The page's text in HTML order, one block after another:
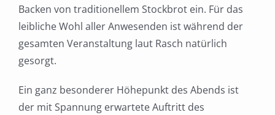
Backen von traditionellem Stockbrot ein. Für das
leibliche Wohl aller Anwesenden ist während der
gesamten Veranstaltung laut Rasch natürlich
gesorgt.
Ein ganz besonderer Höhepunkt des Abends ist
der mit Spannung erwartete Auftritt des